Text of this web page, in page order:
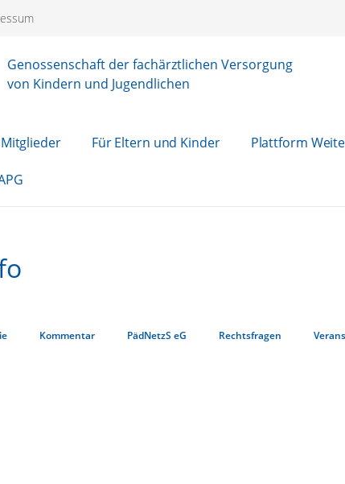
Genossenschaft der fachärztlichen Versorgung
von Kindern und Jugendlichen
Für Eltern und Kinder Plattform
Kommentar PädNetzS eG Rechtsfragen